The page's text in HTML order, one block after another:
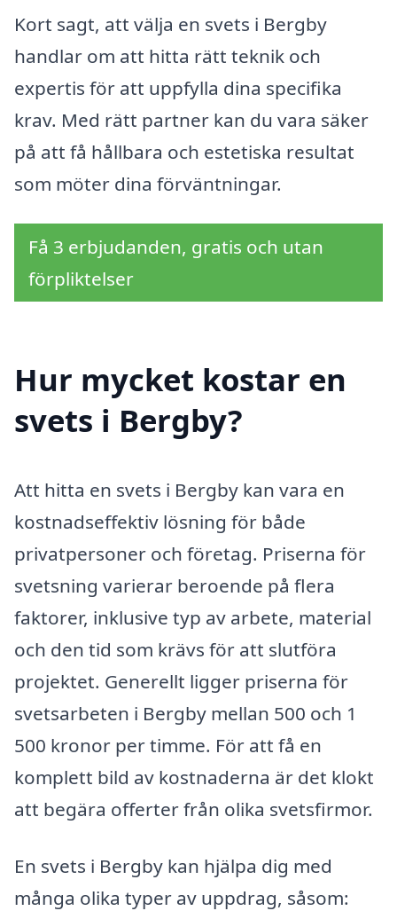
Kort sagt, att välja en svets i Bergby
handlar om att hitta rätt teknik och
expertis för att uppfylla dina specifika
krav. Med rätt partner kan du vara säker
på att få hållbara och estetiska resultat
som möter dina förväntningar.
Få 3 erbjudanden, gratis och utan
förpliktelser
Hur mycket kostar en
svets i Bergby?
Att hitta en svets i Bergby kan vara en
kostnadseffektiv lösning för både
privatpersoner och företag. Priserna för
svetsning varierar beroende på flera
faktorer, inklusive typ av arbete, material
och den tid som krävs för att slutföra
projektet. Generellt ligger priserna för
svetsarbeten i Bergby mellan 500 och 1
500 kronor per timme. För att få en
komplett bild av kostnaderna är det klokt
att begära offerter från olika svetsfirmor.
En svets i Bergby kan hjälpa dig med
många olika typer av uppdrag, såsom: